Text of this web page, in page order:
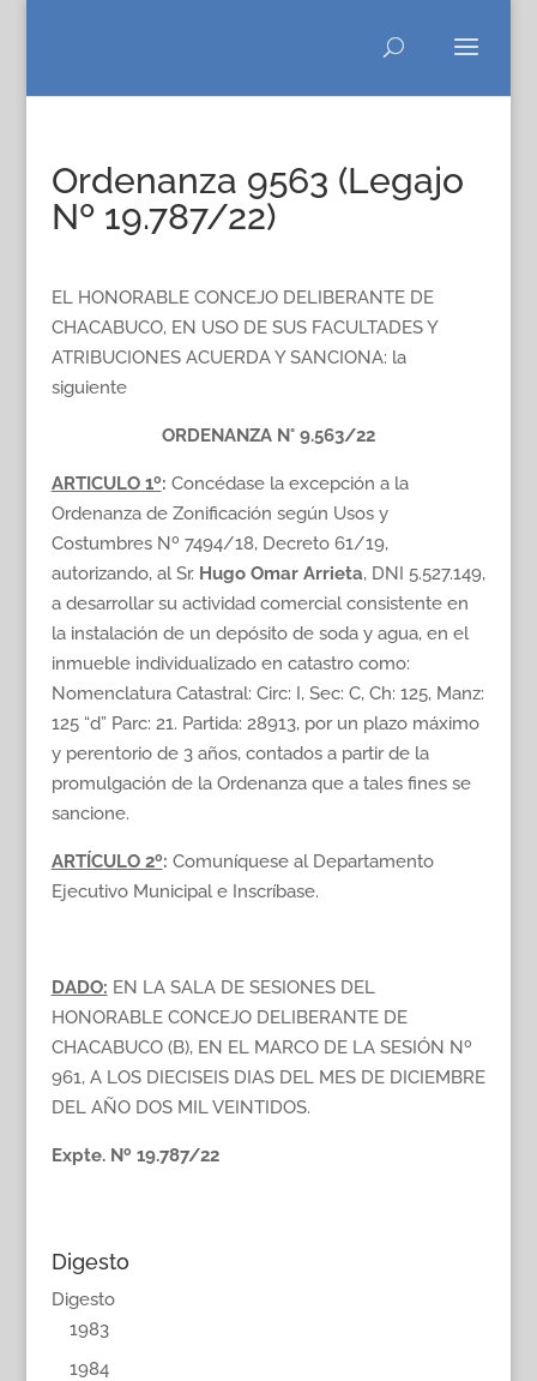
Ordenanza 9563 (Legajo
Nº 19.787/22)
EL HONORABLE CONCEJO DELIBERANTE DE
CHACABUCO, EN USO DE SUS FACULTADES Y
ATRIBUCIONES ACUERDA Y SANCIONA: la
siguiente
ORDENANZA N° 9.563/22
ARTICULO 1º: Concédase la excepción a la
Ordenanza de Zonificación según Usos y
Costumbres Nº 7494/18, Decreto 61/19,
autorizando, al Sr. Hugo Omar Arrieta, DNI 5.527.149,
a desarrollar su actividad comercial consistente en
la instalación de un depósito de soda y agua, en el
inmueble individualizado en catastro como:
Nomenclatura Catastral: Circ: I, Sec: C, Ch: 125, Manz:
125 “d” Parc: 21. Partida: 28913, por un plazo máximo
y perentorio de 3 años, contados a partir de la
promulgación de la Ordenanza que a tales fines se
sancione.
ARTÍCULO 2º: Comuníquese al Departamento
Ejecutivo Municipal e Inscríbase.
DADO: EN LA SALA DE SESIONES DEL
HONORABLE CONCEJO DELIBERANTE DE
CHACABUCO (B), EN EL MARCO DE LA SESIÓN Nº
961, A LOS DIECISEIS DIAS DEL MES DE DICIEMBRE
DEL AÑO DOS MIL VEINTIDOS.
Expte. Nº 19.787/22
Digesto
Digesto
1983
1984